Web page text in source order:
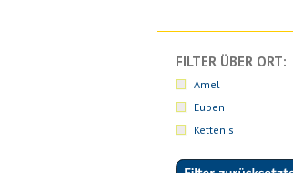
FILTER ÜBER ORT:
Amel
Eupen
Kettenis